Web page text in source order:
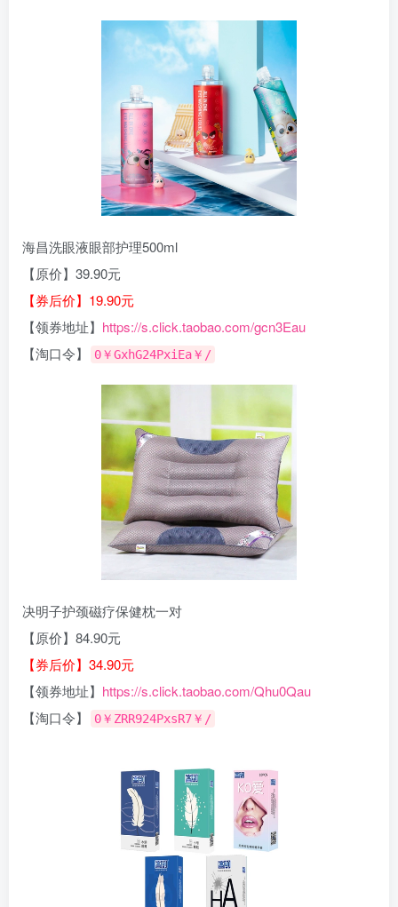
海昌洗眼液眼部护理500ml
【原价】39.90元
【券后价】19.90元
【领券地址】 https://s.click.taobao.com/gcn3Eau
【淘口令】
0￥GxhG24PxiEa￥/
决明子护颈磁疗保健枕一对
【原价】84.90元
【券后价】34.90元
【领券地址】 https://s.click.taobao.com/Qhu0Qau
【淘口令】
0￥ZRR924PxsR7￥/